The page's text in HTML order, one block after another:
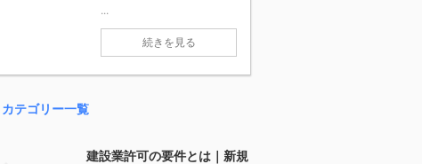
...
続きを見る
カテゴリー一覧
建設業許可の要件とは｜新規